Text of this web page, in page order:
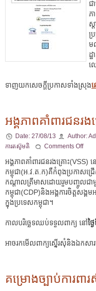
ជ
ភ
ស្
ប្
ម
ដ្
ឈ្
ទាញយកសេចក្តីប្រកាសទាំងស្រុង
អង្គភាពគាំពារជនរង
Date: 27/08/13 Author:
ការតស៊ូមតិ
Comments Off
អង្គភាពគាំពារជនរងគ្រោះ(VSS)
កម្ពុជា(អ.វ.ត.ក)គឺកំពុងប្រកាសជ្រើ
កណ្តាលត្រីមាសដោយរួមបញ្ចូលជាមួយ
កម្ពុជា(CDP)និងអង្គការចិត្តសង្គ
ក្នុងប្រទេសកម្ពុជា។
កាលបរិច្ឆេទឈប់ទទួលពាក្យ នៅថ្
អាចរកមើលពាក្យស្នើរសុំនិងឯកស
គម្រោងច្បាប់ការពា